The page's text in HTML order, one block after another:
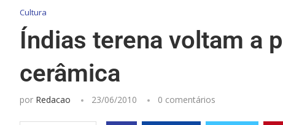
Cultura
Índias terena voltam a
cerâmica
por Redacao 23/06/2010 0 comentários